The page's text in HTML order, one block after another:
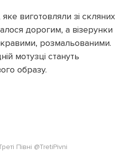
виготовляли зі скляних
дорогим, а візерунки
розмальованими.
мотузці стануть
образу.
Півні @TretiPivni